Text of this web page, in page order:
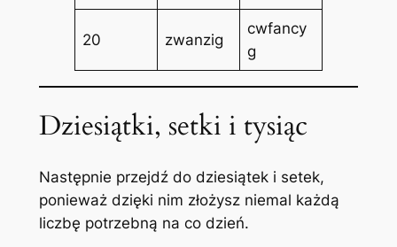
20 zwanzig
cwfancy
g
Dziesiątki, setki i tysiąc
Następnie przejdź do dziesiątek i setek,
ponieważ dzięki nim złożysz niemal każdą
liczbę potrzebną na co dzień.